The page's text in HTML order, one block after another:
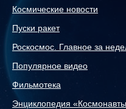
Космические новости
Пуски ракет
Роскосмос. Главное за
Популярное видео
Фильмотека
Энциклопедия